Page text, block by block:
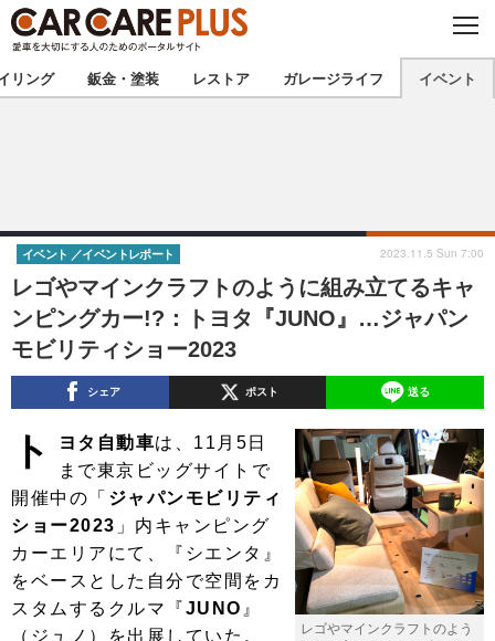
C
O
S
E
★カーケアプラス認定★ 厳選プロショップを地域から探す
甲信越 北陸
東海 関西
中国
注目の記事
ショップレポート 愛車 File
自動車豆知識 ストップ！不具合修理＆粗悪修理
鈑金・塗装
ディテイリング
ディテイリング 洗車
ヘッドライト磨き コーティング
フィルム・ラッピング
鈑金・塗装
小キズ直し 防錆
リング 鈑金・塗装 レストア ガレージライフ イベント
レゴやマインクラフトのように組み立てるキャ
ンピングカー!?：トヨタ『JUNO』…ジャパン
モビリティショー2023
イベント イベントレポート 2023.11.5 Sun 7:00
シェア ポスト 送る
レゴやマインクラフトのよう
ト ヨタ自動車は、11月5日
まで東京ビッグサイトで
開催中の「 ジャパンモビリティ
ショー2023 」内キャンピング
カーエリアにて、『シエンタ』
をベースとした自分で空間をカ
スタムするクルマ『JUNO 』
（ジュノ）を出展していた。